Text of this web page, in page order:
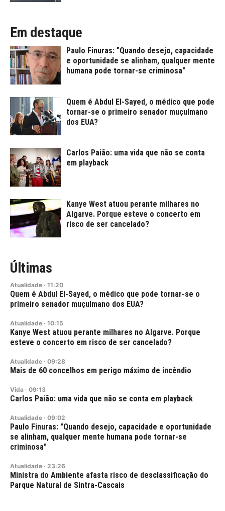
Em destaque
Paulo Finuras: "Quando desejo, capacidade
e oportunidade se alinham, qualquer mente
humana pode tornar-se criminosa"
Quem é Abdul El-Sayed, o médico que pode
tornar-se o primeiro senador muçulmano
dos EUA?
Carlos Paião: uma vida que não se conta
em playback
Kanye West atuou perante milhares no
Algarve. Porque esteve o concerto em
risco de ser cancelado?
Últimas
Atualidade · 11:20
Quem é Abdul El-Sayed, o médico que pode tornar-se o
primeiro senador muçulmano dos EUA?
Atualidade · 10:15
Kanye West atuou perante milhares no Algarve. Porque
esteve o concerto em risco de ser cancelado?
Atualidade · 09:28
Mais de 60 concelhos em perigo máximo de incêndio
Vida · 09:13
Carlos Paião: uma vida que não se conta em playback
Atualidade · 09:02
Paulo Finuras: "Quando desejo, capacidade e oportunidade
se alinham, qualquer mente humana pode tornar-se
criminosa"
Atualidade · 23:26
Ministra do Ambiente afasta risco de desclassificação do
Parque Natural de Sintra-Cascais